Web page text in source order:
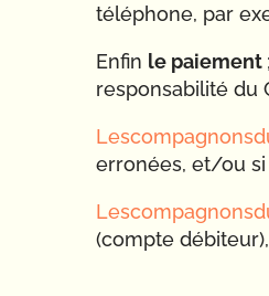
téléphone, par
Enfin le paiement
responsabilité du
erronées, et/ou si
(compte